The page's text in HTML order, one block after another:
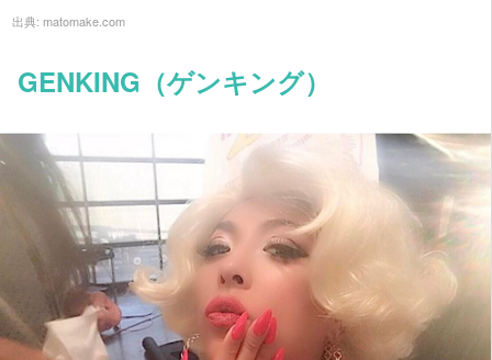
出典: matomake.com
GENKING（ゲンキング）